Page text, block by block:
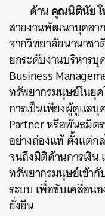
ด้านคุณนิตินัย
สายงานพัฒนาบุคลา
จากวิทยาลัยนานาช
ยกระดับงานบริหาร
Business
ทรัพยากรมนุษย์ในยุ
การเป็นเพียงผู้ดูแลบุ
Partner หรือพันธมิต
อย่างถ่องแท้ ตั้งแต่ก
จนถึงมิติด้านการเงิน
ทรัพยากรมนุษย์เข้ากั
ระบบ เพื่อขับเคลื่อน
ยั่งยืน